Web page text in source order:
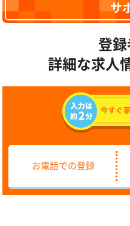
サ
登録
詳細な求人
お電話での登録